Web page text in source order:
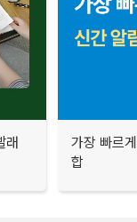
래
가장 빠르
합